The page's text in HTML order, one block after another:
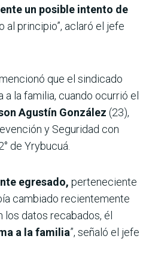
un posible intento de
al principio”, aclaró el jefe
que el sindicado
la familia, cuando ocurrió el
Agustín González (23),
y Seguridad con
de Yrybucuá.
egresado, perteneciente
cambiado recientemente
los datos recabados, él
a la familia”, señaló el jefe